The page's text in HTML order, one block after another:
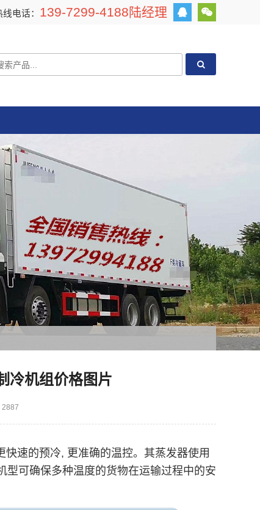
线电话： 139-7299-4188陆经理
冷机组价格图片
2887
速的预冷, 更准确的温控。其蒸发器使用
型可确保多种温度的货物在运输过程中的安